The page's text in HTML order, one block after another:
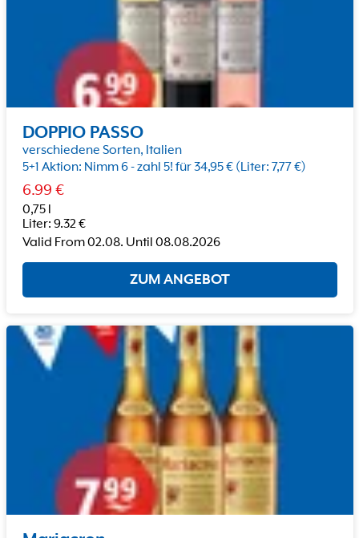
DOPPIO PASSO
verschiedene Sorten, Italien
5+1 Aktion: Nimm 6 - zahl 5! für 34,95 € (Liter: 7,77 €)
6.99 €
0,75 l
Liter: 9.32€
Valid From02.08. Until 08.08.2026
ZUM ANGEBOT